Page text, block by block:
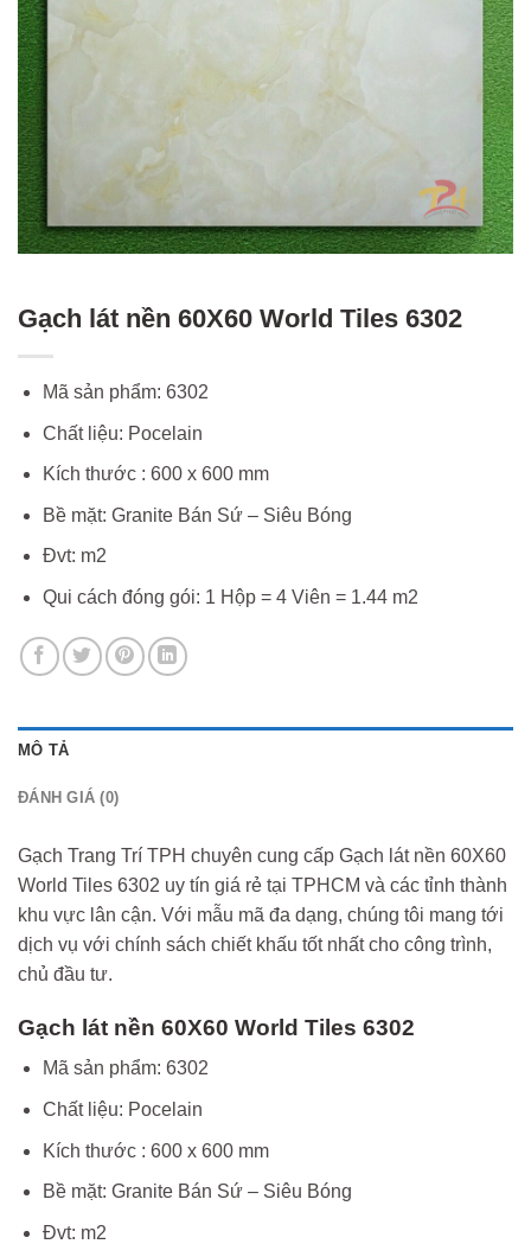
Gạch lát nền 60X60 World Tiles 6302
Mã sản phẩm: 6302
Chất liệu: Pocelain
Kích thước : 600 x 600 mm
Bề mặt: Granite Bán Sứ – Siêu Bóng
Đvt: m2
Qui cách đóng gói: 1 Hộp = 4 Viên = 1.44 m2
MÔ TẢ
ĐÁNH GIÁ (0)
Gạch Trang Trí TPH chuyên cung cấp Gạch lát nền 60X60
World Tiles 6302 uy tín giá rẻ tại TPHCM và các tỉnh thành
khu vực lân cận. Với mẫu mã đa dạng, chúng tôi mang tới
dịch vụ với chính sách chiết khấu tốt nhất cho công trình,
chủ đầu tư.
Gạch lát nền 60X60 World Tiles 6302
Mã sản phẩm: 6302
Chất liệu: Pocelain
Kích thước : 600 x 600 mm
Bề mặt: Granite Bán Sứ – Siêu Bóng
Đvt: m2